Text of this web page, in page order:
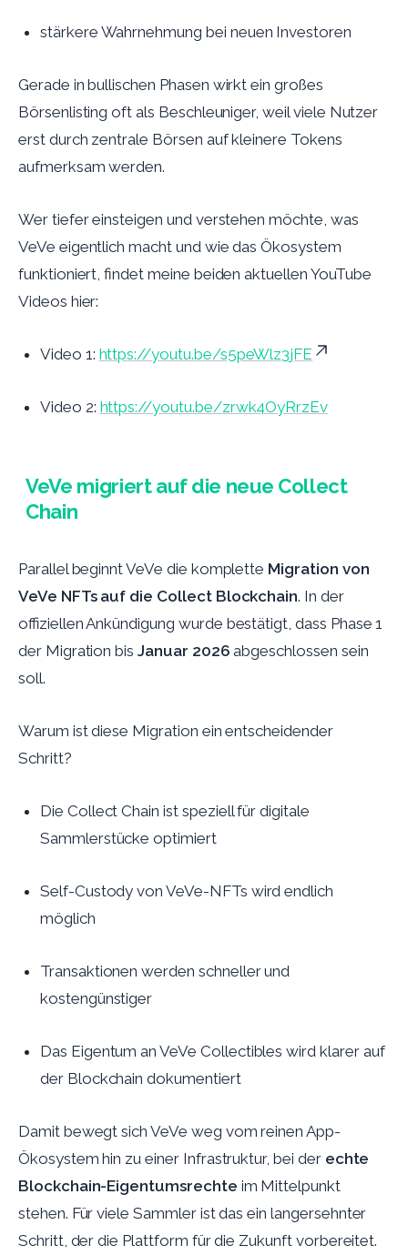
stärkere Wahrnehmung bei neuen Investoren
Gerade in bullischen Phasen wirkt ein großes
Börsenlisting oft als Beschleuniger, weil viele Nutzer
erst durch zentrale Börsen auf kleinere Tokens
aufmerksam werden.
Wer tiefer einsteigen und verstehen möchte, was
VeVe eigentlich macht und wie das Ökosystem
funktioniert, findet meine beiden aktuellen YouTube
Videos hier:
Video 1: https://youtu.be/s5peWlz3jFE
Video 2: https://youtu.be/zrwk4OyRrzEv
VeVe migriert auf die neue Collect
Chain
Parallel beginnt VeVe die komplette Migration von
VeVe NFTs auf die Collect Blockchain. In der
offiziellen Ankündigung wurde bestätigt, dass Phase 1
der Migration bisJanuar 2026 abgeschlossen sein
soll.
Warum ist diese Migration ein entscheidender
Schritt?
Die Collect Chain ist speziell für digitale
Sammlerstücke optimiert
Self-Custody von VeVe-NFTs wird endlich
möglich
Transaktionen werden schneller und
kostengünstiger
Das Eigentum an VeVe Collectibles wird klarer auf
der Blockchain dokumentiert
Damit bewegt sich VeVe weg vom reinen App-
Ökosystem hin zu einer Infrastruktur, bei der echte
Blockchain-Eigentumsrechte im Mittelpunkt
stehen. Für viele Sammler ist das ein langersehnter
Schritt, der die Plattform für die Zukunft vorbereitet.